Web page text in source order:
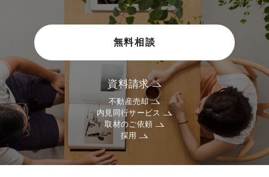
無料相談
資料請求
不動産売却
内見同行サービス
取材のご依頼
採用